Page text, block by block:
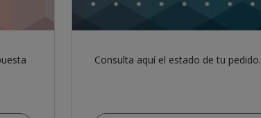
Consulta aquí el estado de tu pedido.